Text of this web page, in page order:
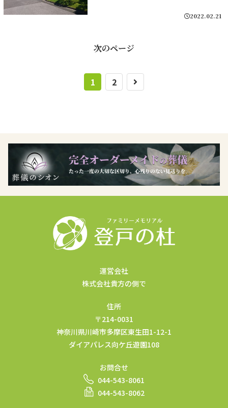
2022.02.21
次のページ
1 2
次
運営会社
株式会社貴方の側で
住所
〒214-0031
神奈川県川崎市多摩区東生田1-12-1
ダイアパレス向ケ丘遊園108
お問合せ
044-543-8061
044-543-8062